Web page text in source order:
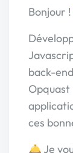
Bonjour
back-
Opquast
ces
🛎️ Je